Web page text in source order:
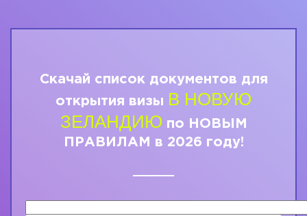
Скачай список документов для
открытия визы В НОВУЮ
ЗЕЛАНДИЮ по НОВЫМ
ПРАВИЛАМ в 2026 году!